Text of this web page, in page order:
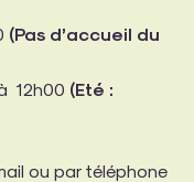
(Pas d’accueil du
12h00 (Eté :
ou par téléphone